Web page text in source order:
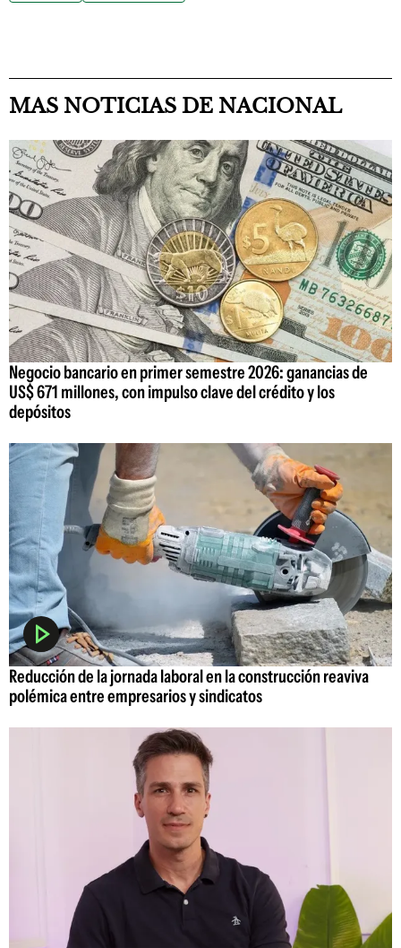
MAS NOTICIAS DE NACIONAL
Negocio bancario en primer semestre 2026: ganancias de
US$ 671 millones, con impulso clave del crédito y los
depósitos
Reducción de la jornada laboral en la construcción reaviva
polémica entre empresarios y sindicatos